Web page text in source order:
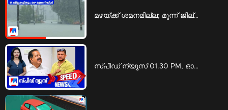
മഴയ്ക്ക് ശമനമില്ല; മൂന്ന് ജില്ലകളിൽ റെഡ് അലർട്ട് | Rain
സ്പീഡ് ന്യൂസ് 01.30 PM, ഓഗസ്റ്റ് 06, 2026 | Speed News